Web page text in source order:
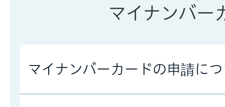
マイナンバー
マイナンバーカードの申請に